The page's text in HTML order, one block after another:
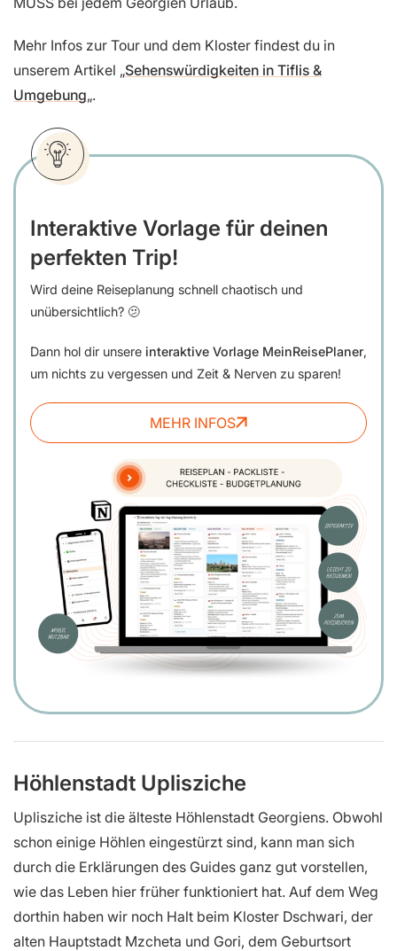
Mehr Infos zur Tour und dem Kloster findest du in
unserem Artikel „Sehenswürdigkeiten in Tiflis &
Umgebung„.
Interaktive Vorlage für deinen
perfekten Trip!
Wird deine Reiseplanung schnell chaotisch und
unübersichtlich? 🫤
Dann hol dir unsere interaktive Vorlage MeinReisePlaner,
um nichts zu vergessen und Zeit & Nerven zu sparen!
MEHR INFOS
Höhlenstadt Uplisziche
Uplisziche ist die älteste Höhlenstadt Georgiens. Obwohl
schon einige Höhlen eingestürzt sind, kann man sich
durch die Erklärungen des Guides ganz gut vorstellen,
wie das Leben hier früher funktioniert hat. Auf dem Weg
dorthin haben wir noch Halt beim Kloster Dschwari, der
alten Hauptstadt Mzcheta und Gori, dem Geburtsort